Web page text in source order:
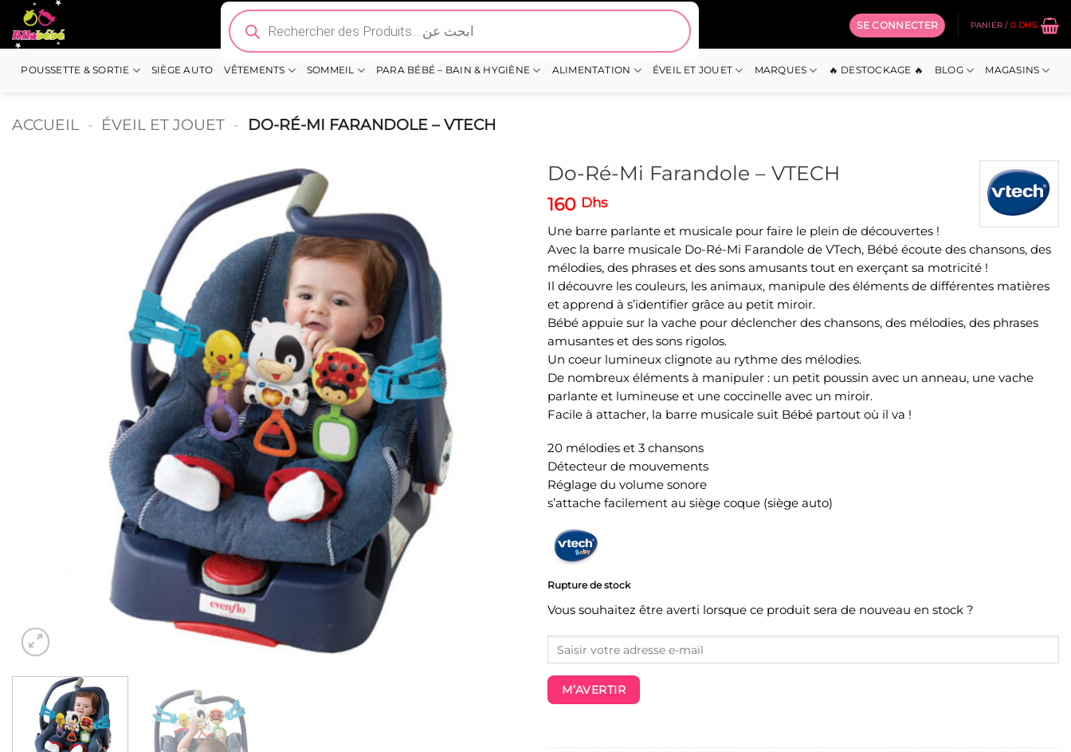
Passer
au
contenu
Recherche
de
produits
SE CONNECTER PANIER / 0 DHS
POUSSETTE & SORTIE SIÈGE AUTO VÊTEMENTS SOMMEIL PARA BÉBÉ – BAIN & HYGIÈNE ALIMENTATION ÉVEIL ET JOUET MARQUES 🔥 DESTOCKAGE 🔥 BLOG MAGASINS
ACCUEIL - ÉVEIL ET JOUET - DO-RÉ-MI FARANDOLE – VTECH
Do-Ré-Mi Farandole – VTECH
160 Dhs
Une barre parlante et musicale pour faire le plein de découvertes !
Avec la barre musicale Do-Ré-Mi Farandole de VTech, Bébé écoute des chansons, des
mélodies, des phrases et des sons amusants tout en exerçant sa motricité !
Il découvre les couleurs, les animaux, manipule des éléments de différentes matières
et apprend à s’identifier grâce au petit miroir.
Bébé appuie sur la vache pour déclencher des chansons, des mélodies, des phrases
amusantes et des sons rigolos.
Un coeur lumineux clignote au rythme des mélodies.
De nombreux éléments à manipuler : un petit poussin avec un anneau, une vache
parlante et lumineuse et une coccinelle avec un miroir.
Facile à attacher, la barre musicale suit Bébé partout où il va !
20 mélodies et 3 chansons
Détecteur de mouvements
Réglage du volume sonore
s’attache facilement au siège coque (siège auto)
Rupture de stock
Vous souhaitez être averti lorsque ce produit sera de nouveau en stock ?
M’AVERTIR